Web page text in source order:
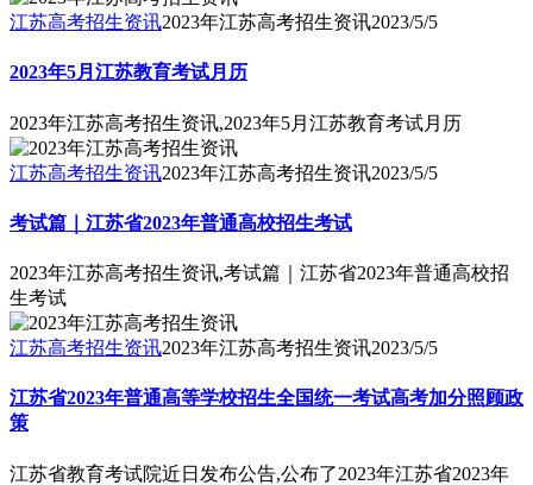
江苏高考招生资讯2023年江苏高考招生资讯2023/5/5
2023年5月江苏教育考试月历
2023年江苏高考招生资讯,2023年5月江苏教育考试月历
江苏高考招生资讯2023年江苏高考招生资讯2023/5/5
考试篇｜江苏省2023年普通高校招生考试
2023年江苏高考招生资讯,考试篇｜江苏省2023年普通高校招
生考试
江苏高考招生资讯2023年江苏高考招生资讯2023/5/5
江苏省2023年普通高等学校招生全国统一考试高考加分照顾政
策
江苏省教育考试院近日发布公告,公布了2023年江苏省2023年